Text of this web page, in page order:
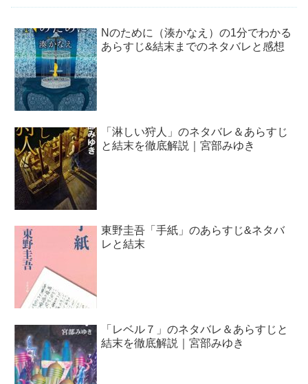
Nのために（湊かなえ）の1分でわかる
あらすじ&結末までのネタバレと感想
「淋しい狩人」のネタバレ＆あらすじ
と結末を徹底解説｜宮部みゆき
東野圭吾「手紙」のあらすじ&ネタバ
レと結末
「レベル７」のネタバレ＆あらすじと
結末を徹底解説｜宮部みゆき